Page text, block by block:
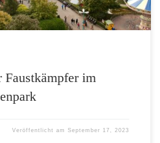
Faustkämpfer im
Veröffentlicht amSeptember 17, 2023